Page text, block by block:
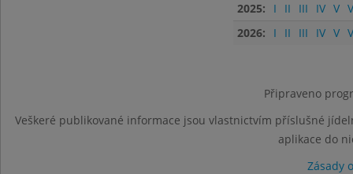
2025:
I II III IV V
2026:
I II III IV V
Připraveno
Veškeré publikované informace jsou vlastnictvím příslušné
aplikace do
Zásady